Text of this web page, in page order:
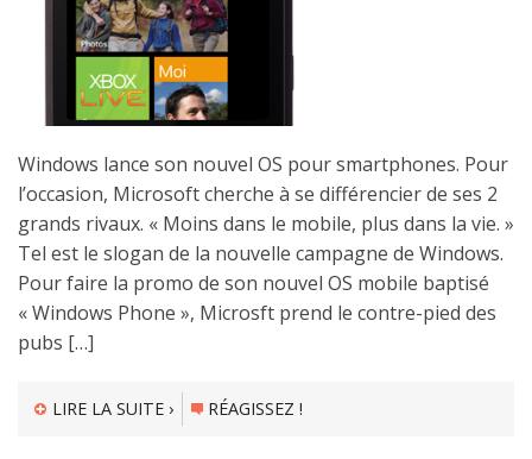
Windows lance son nouvel OS pour smartphones. Pour
l’occasion, Microsoft cherche à se différencier de ses 2
grands rivaux. « Moins dans le mobile, plus dans la vie. »
Tel est le slogan de la nouvelle campagne de Windows.
Pour faire la promo de son nouvel OS mobile baptisé
« Windows Phone », Microsft prend le contre-pied des
pubs […]
LIRE LA SUITE › RÉAGISSEZ !